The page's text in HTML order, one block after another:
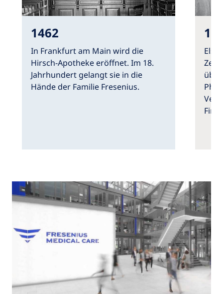
1462
In Frankfurt am Main wird die
Hirsch-Apotheke eröffnet. Im 18.
Jahrhundert gelangt sie in die
Hände der Familie Fresenius.
Else